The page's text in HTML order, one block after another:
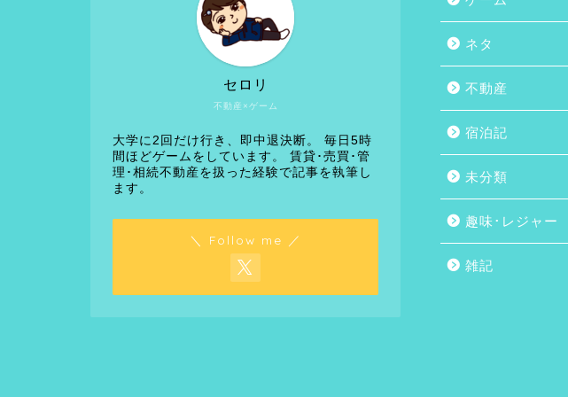
不動産×ゲーム
セロリ
大学に2回だけ行き、即中退決断。 毎日5時
間ほどゲームをしています。 賃貸･売買･管
理･相続不動産を扱った経験で記事を執筆し
ます。
＼ Follow me ／
ネタ
不動産
宿泊記
未分類
趣味･レジャー
雑記